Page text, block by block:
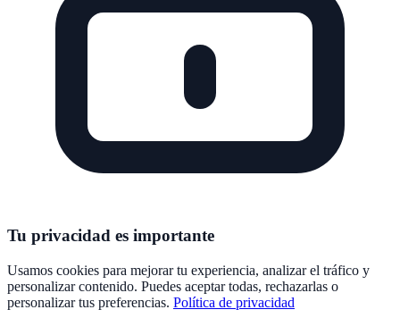
Tu privacidad es importante
Usamos cookies para mejorar tu experiencia, analizar el tráfico y
personalizar contenido. Puedes aceptar todas, rechazarlas o
personalizar tus preferencias. Política de privacidad